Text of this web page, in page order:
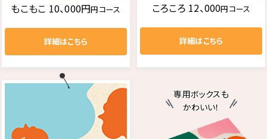
もこもこ 10、000円円コース
詳細はこちら
ころころ 12、000円コース
詳細はこちら
専用ボックスも
かわいい！